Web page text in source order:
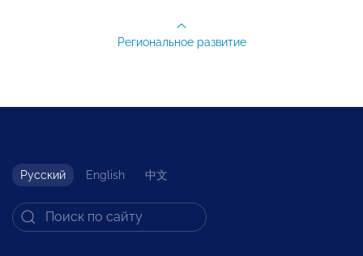
Региональное развитие
Русский English 中文